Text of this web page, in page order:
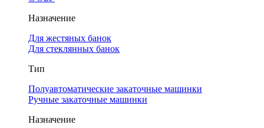
Назначение
Для жестяных банок
Для стеклянных банок
Тип
Полуавтоматические закаточные машинки
Ручные закаточные машинки
Назначение